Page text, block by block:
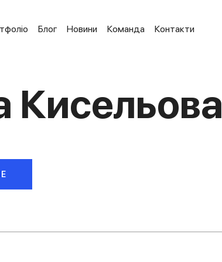
Блог Новини Команда Контакти
Кисельова